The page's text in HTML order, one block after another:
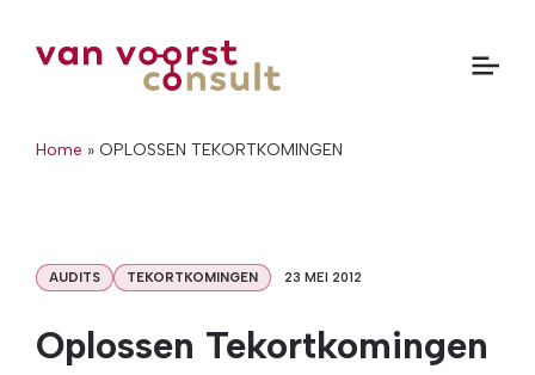
Home » OPLOSSEN TEKORTKOMINGEN
AUDITS TEKORTKOMINGEN 23 MEI 2012
Oplossen Tekortkomingen